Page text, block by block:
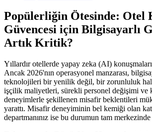
Popülerliğin Ötesinde: Otel
Güvencesi için Bilgisayarlı
Artık Kritik?
Yıllardır otellerde yapay zeka (AI)
Ancak 2026'nın operasyonel manzarası,
teknolojileri bir yenilik değil, bir zorunluluk
işçilik maliyetleri, sürekli personel değişimi ve
deneyimlerle şekillenen misafir beklentileri
yarattı. Misafir deneyiminin bel kemiği olan
departmanınız ise bu durumun tam merkezinde